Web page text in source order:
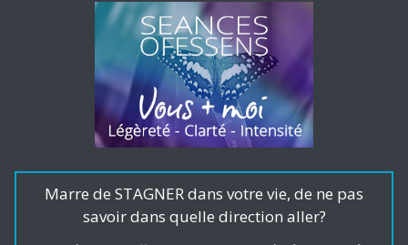
Marre de STAGNER dans votre vie, de ne pas
savoir dans quelle direction aller?